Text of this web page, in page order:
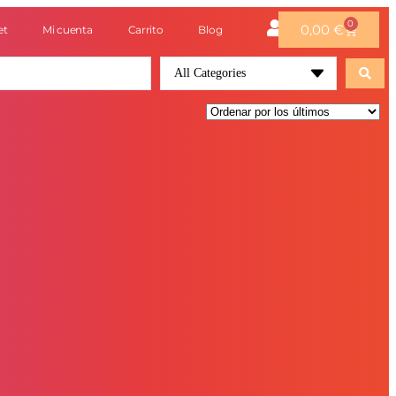
Mi cuenta Carrito Blog 0,00 € 0
All Categories